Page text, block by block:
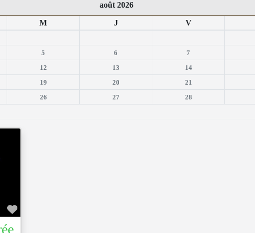
août 2026
M J V
5 6 7
12 13 14
19 20 21
26 27 28
Favoris